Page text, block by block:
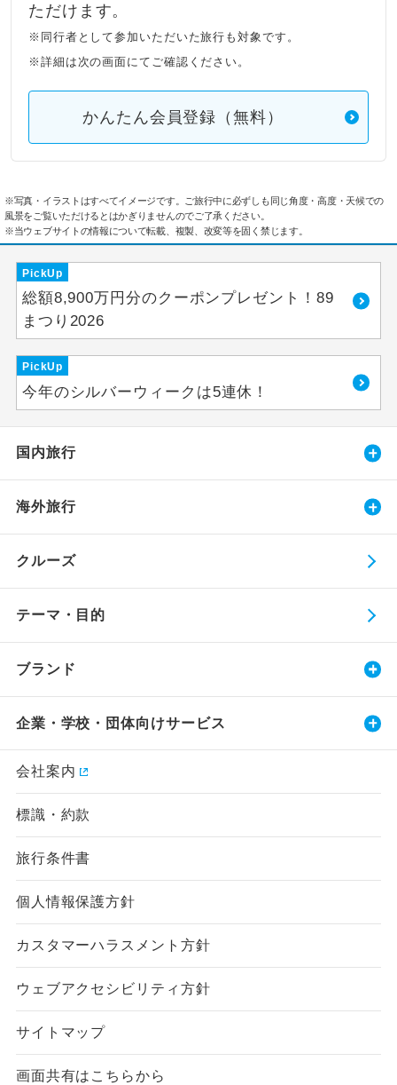
ただけます。
※同行者として参加いただいた旅行も対象です。
※詳細は次の画面にてご確認ください。
かんたん会員登録（無料）
※写真・イラストはすべてイメージです。ご旅行中に必ずしも同じ角度・高度・天候での
風景をご覧いただけるとはかぎりませんのでご了承ください。
※当ウェブサイトの情報について転載、複製、改変等を固く禁じます。
PickUp
総額8,900万円分のクーポンプレゼント！89
まつり2026
PickUp
今年のシルバーウィークは5連休！
国内旅行
海外旅行
クルーズ
テーマ・目的
ブランド
企業・学校・団体向けサービス
会社案内
標識・約款
旅行条件書
個人情報保護方針
カスタマーハラスメント方針
ウェブアクセシビリティ方針
サイトマップ
画面共有はこちらから